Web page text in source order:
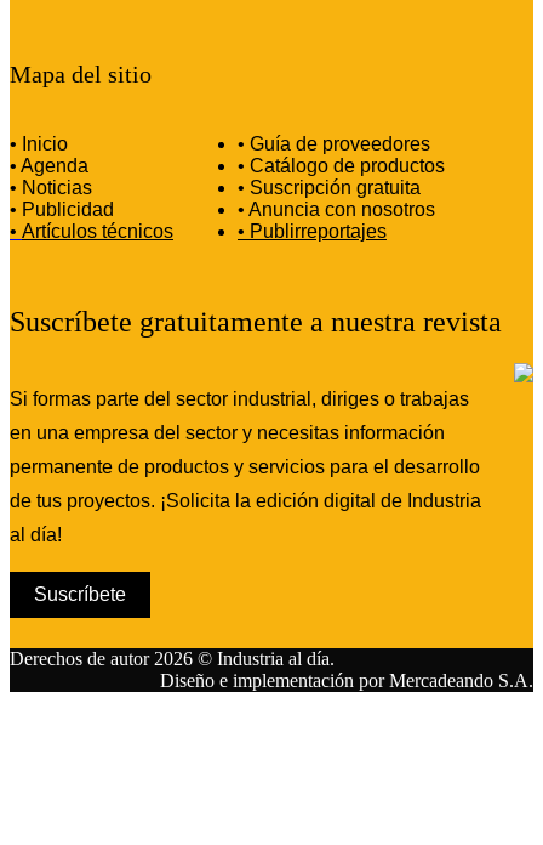
Mapa del sitio
• Inicio
• Agenda
• Noticias
• Publicidad
• Artículos técnicos
• Guía de proveedores
• Catálogo de productos
• Suscripción gratuita
• Anuncia con nosotros
• Publirreportajes
Suscríbete gratuitamente a nuestra revista
Si formas parte del sector industrial, diriges o trabajas
en una empresa del sector y necesitas información
permanente de productos y servicios para el desarrollo
de tus proyectos. ¡Solicita la edición digital de Industria
al día!
Suscríbete
Derechos de autor 2026 © Industria al día.
Diseño e implementación por Mercadeando S.A.